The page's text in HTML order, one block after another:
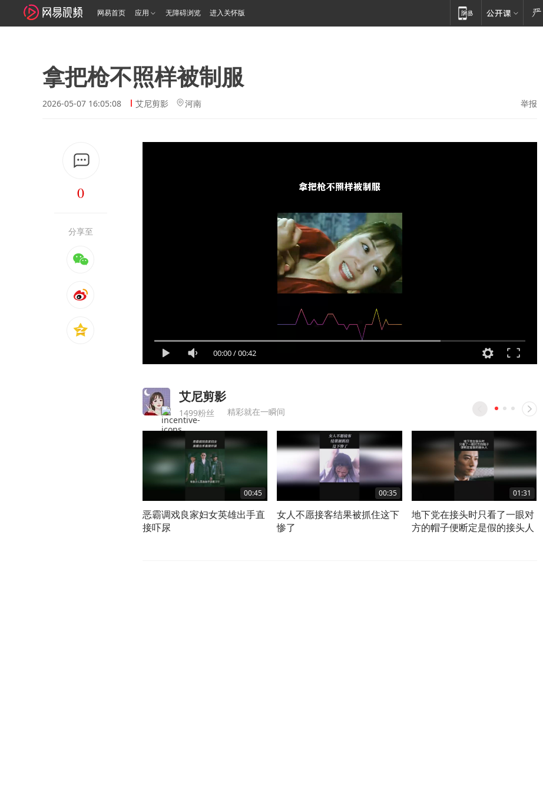
网易首页 应用 无障碍浏览 进入关怀版
拿把枪不照样被制服
2026-05-07 16:05:08 艾尼剪影 河南 举报
0
分享至
00:00/00:42
艾尼剪影
1499粉丝 精彩就在一瞬间
00:45
恶霸调戏良家妇女英雄出手直
接吓尿
00:35
女人不愿接客结果被抓住这下
惨了
01:31
地下党在接头时只看了一眼对
方的帽子便断定是假的接头人